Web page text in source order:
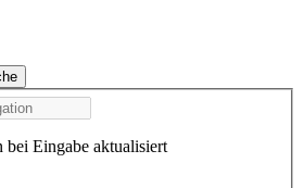
bei Eingabe aktualisiert